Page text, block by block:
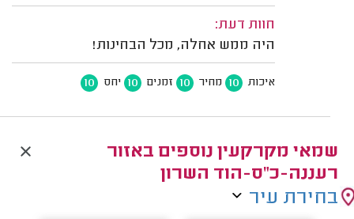
חוות דעת:
היה ממש אחלה, מכל הבחינות!
איכות 10 מחיר 10 זמנים 10 יחס 10
שמאי מקרקעין נוספים באזור
רעננה-כ"ס-הוד השרון
בחירת עיר